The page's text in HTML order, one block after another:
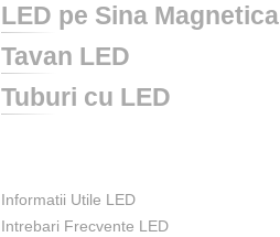
LED pe Sina Magnetica
Tavan LED
Tuburi cu LED
Informatii Utile LED
Intrebari Frecvente LED